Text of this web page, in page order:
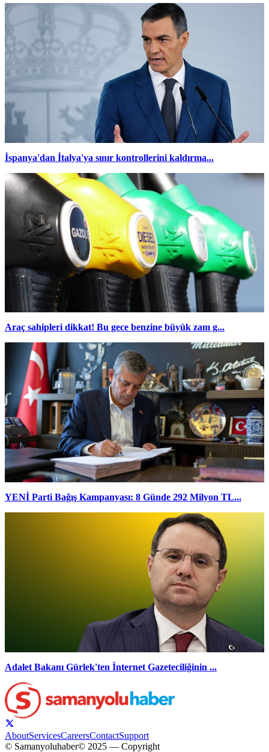
İspanya'dan İtalya'ya sınır kontrollerini kaldırma...
Araç sahipleri dikkat! Bu gece benzine büyük zam g...
YENİ Parti Bağış Kampanyası: 8 Günde 292 Milyon TL...
Adalet Bakanı Gürlek'ten İnternet Gazeteciliğinin ...
AboutServicesCareersContactSupport
© Samanyoluhaber© 2025 — Copyright